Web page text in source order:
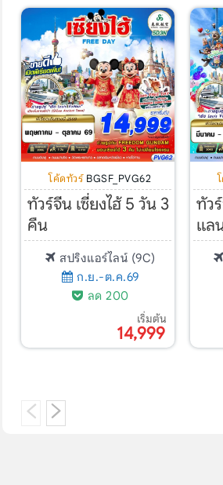
โค้ดทัวร์ BGSF_PVG62
ทัวร์จีน เซี่ยงไฮ้ 5 วัน 3
คืน
สปริงแอร์ไลน์ (9C)
ก.ย.-ต.ค.69
ลด 200
เริ่มต้น
14,999
ทัว
แล